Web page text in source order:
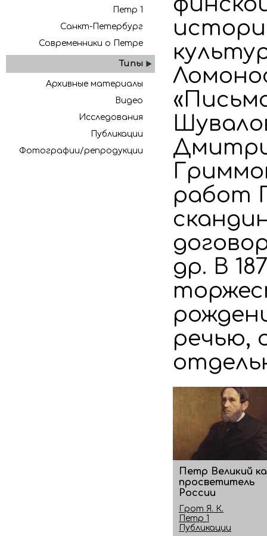
Петр 1
Санкт-Петербург
Современники о Петре
Типы
Архивные материалы
Видео
Исследования
Публикации
Фотографии/репродукции
работ
др. В
речью,
Петр Великий
просветитель
России
Грот Я. К.
Петр 1
Публикации